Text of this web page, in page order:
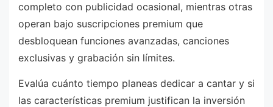
completo con publicidad ocasional, mientras otras
operan bajo suscripciones premium que
desbloquean funciones avanzadas, canciones
exclusivas y grabación sin límites.
Evalúa cuánto tiempo planeas dedicar a cantar y si
las características premium justifican la inversión